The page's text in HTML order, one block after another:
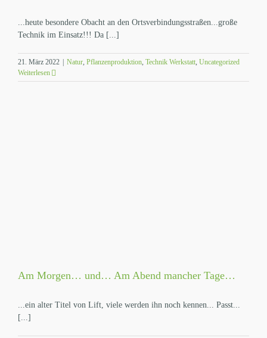
...heute besondere Obacht an den Ortsverbindungsstraßen...große
Technik im Einsatz!!! Da [...]
21. März 2022 Natur, Pflanzenproduktion, Technik Werkstatt, Uncategorized
Weiterlesen
Am Morgen… und… Am Abend mancher Tage…
...ein alter Titel von Lift, viele werden ihn noch kennen... Passt...
[...]